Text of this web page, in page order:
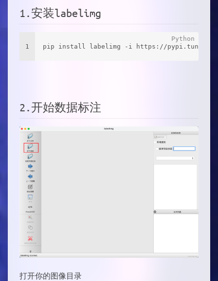
1.安装labelimg
1 pip install labelimg -i https://
2.开始数据标注
打开你的图像目录